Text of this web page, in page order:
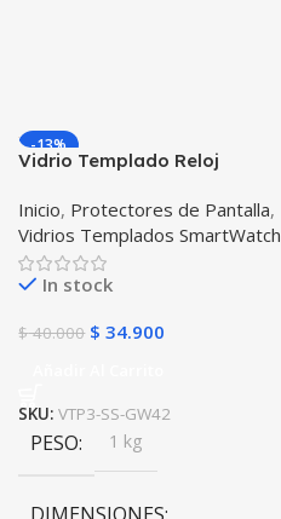
-13%
Vidrio Templado Reloj
X3 Unidades
Inicio, Protectores de Pantalla,
Vidrios Templados SmartWatch
In stock
$40.000 $ 34.900
SKU:VTP3-SS-GW42
PESO 1 kg